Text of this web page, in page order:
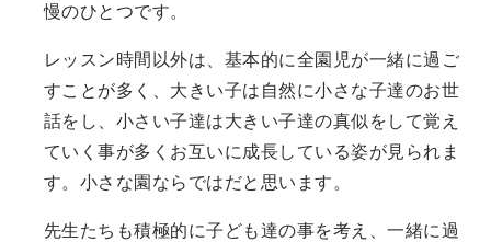
慢のひとつです。
レッスン時間以外は、基本的に全園児が一緒に過ご
すことが多く、大きい子は自然に小さな子達のお世
話をし、小さい子達は大きい子達の真似をして覚え
ていく事が多くお互いに成長している姿が見られま
す。小さな園ならではだと思います。
先生たちも積極的に子ども達の事を考え、一緒に過